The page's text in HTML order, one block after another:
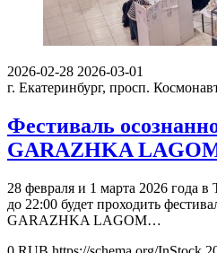
2026-02-28 2026-03-01
г. Екатеринбург, просп.
Фестиваль
GARAZHKA
28 февраля и 1 марта 2026 года
до 22:00 будет проходить
GARAZHKA LAGOM…